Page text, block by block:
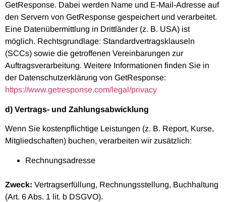
GetResponse. Dabei werden Name und E-Mail-Adresse auf
den Servern von GetResponse gespeichert und verarbeitet.
Eine Datenübermittlung in Drittländer (z. B. USA) ist
möglich. Rechtsgrundlage: Standardvertragsklauseln
(SCCs) sowie die getroffenen Vereinbarungen zur
Auftragsverarbeitung. Weitere Informationen finden Sie in
der Datenschutzerklärung von GetResponse:
https://www.getresponse.com/legal/privacy
d) Vertrags- und Zahlungsabwicklung
Wenn Sie kostenpflichtige Leistungen (z. B. Report, Kurse,
Mitgliedschaften) buchen, verarbeiten wir zusätzlich:
Rechnungsadresse
Zweck: Vertragserfüllung, Rechnungsstellung, Buchhaltung
(Art. 6 Abs. 1 lit. b DSGVO).